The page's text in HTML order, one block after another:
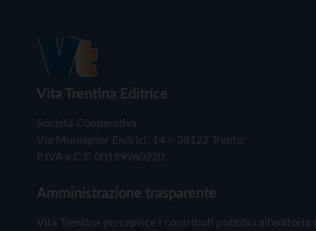
Vita Trentina Editrice
Società Cooperativa
Via Monsignor Endrici, 14 – 38122 Trento
P.IVA e C.F. 00199960220
Amministrazione trasparente
Vita Trentina percepisce i contributi pubblici all'editoria